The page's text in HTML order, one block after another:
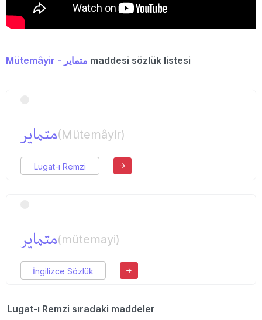
Mütemâyir - متمایر maddesi sözlük listesi
متمایر(Mütemâyir)
Lugat-ı Remzi
متمایر(mütemayi)
İngilizce Sözlük
Lugat-ı Remzi sıradaki maddeler